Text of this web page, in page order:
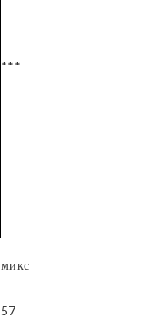
***
микс
57